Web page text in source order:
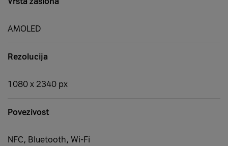
AMOLED
Rezolucija
1080 x 2340 px
Povezivost
NFC, Bluetooth, Wi-Fi